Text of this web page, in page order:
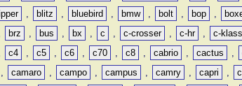
, blitz , bluebird , bmw , bolt , bop ,
brz , bus , bx , c , c-crosser , c-hr , c-
c4 , c5 , c6 , c70 , c8 , cabrio , cactus ,
, camaro , campo , campus , camry , capri ,